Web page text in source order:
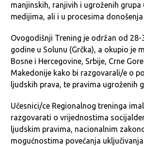
manjinskih, ranjivih i ugroženih grupa
medijima, ali i u procesima
Ovogodišnji Trening je održan od 28-
godine u Solunu (Grčka), a okupio je
Bosne i Hercegovine, Srbije, Crne
Makedonije kako bi razgovarali/e o
ljudskih prava, te pravima ugroženih
Učesnici/ce Regionalnog treninga
razgovarati o vrijednostima
ljudskim pravima, nacionalnim
mogućnostima povećanja